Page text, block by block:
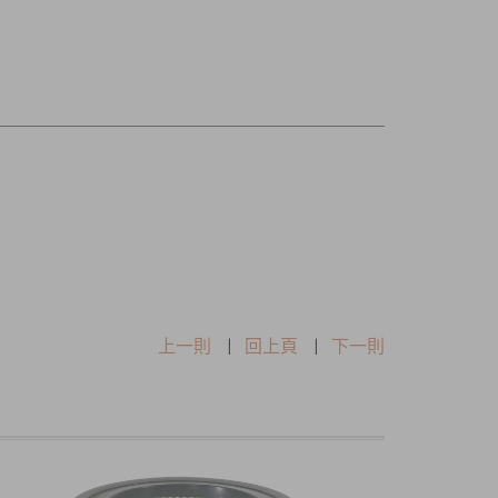
上一則 | 回上頁 | 下一則